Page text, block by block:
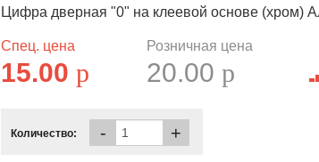
Цифра дверная "0" на клеевой основе (хром)
Спец. цена
15.00p
Розничная цена
20.00p
Количество: - +